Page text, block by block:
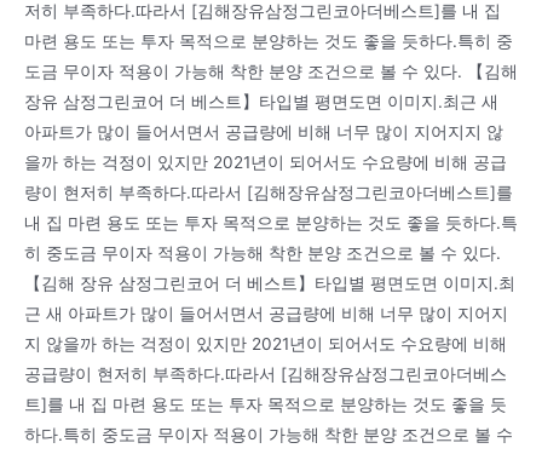
저히 부족하다.따라서 [김해장유삼정그린코아더베스트]를 내 집
마련 용도 또는 투자 목적으로 분양하는 것도 좋을 듯하다.특히 중
도금 무이자 적용이 가능해 착한 분양 조건으로 볼 수 있다. 【김해
장유 삼정그린코어 더 베스트】타입별 평면도면 이미지.최근 새
아파트가 많이 들어서면서 공급량에 비해 너무 많이 지어지지 않
을까 하는 걱정이 있지만 2021년이 되어서도 수요량에 비해 공급
량이 현저히 부족하다.따라서 [김해장유삼정그린코아더베스트]를
내 집 마련 용도 또는 투자 목적으로 분양하는 것도 좋을 듯하다.특
히 중도금 무이자 적용이 가능해 착한 분양 조건으로 볼 수 있다.
【김해 장유 삼정그린코어 더 베스트】타입별 평면도면 이미지.최
근 새 아파트가 많이 들어서면서 공급량에 비해 너무 많이 지어지
지 않을까 하는 걱정이 있지만 2021년이 되어서도 수요량에 비해
공급량이 현저히 부족하다.따라서 [김해장유삼정그린코아더베스
트]를 내 집 마련 용도 또는 투자 목적으로 분양하는 것도 좋을 듯
하다.특히 중도금 무이자 적용이 가능해 착한 분양 조건으로 볼 수